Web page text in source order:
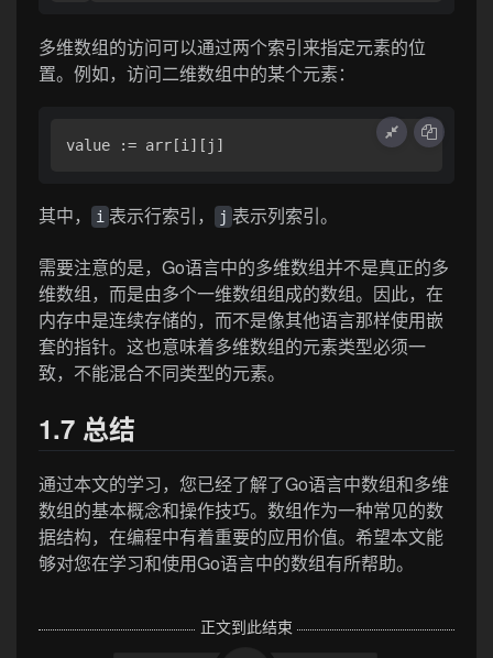
多维数组的访问可以通过两个索引来指定元素的位
置。例如，访问二维数组中的某个元素：
其中， i 表示行索引， j 表示列索引。
需要注意的是，Go语言中的多维数组并不是真正的多
维数组，而是由多个一维数组组成的数组。因此，在
内存中是连续存储的，而不是像其他语言那样使用嵌
套的指针。这也意味着多维数组的元素类型必须一
致，不能混合不同类型的元素。
1.7 总结
通过本文的学习，您已经了解了Go语言中数组和多维
数组的基本概念和操作技巧。数组作为一种常见的数
据结构，在编程中有着重要的应用价值。希望本文能
够对您在学习和使用Go语言中的数组有所帮助。
正文到此结束